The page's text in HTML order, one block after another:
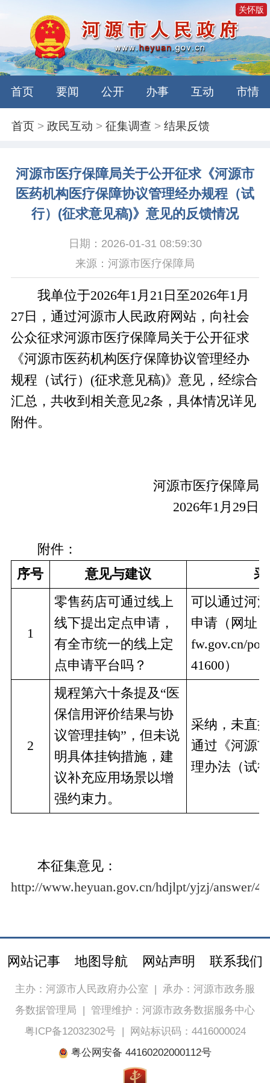
关怀版
首页 要闻 公开 办事 互动 市情
首页 >政民互动 >征集调查 >结果反馈
河源市医疗保障局关于公开征求《河源市
医药机构医疗保障协议管理经办规程（试
行）(征求意见稿)》意见的反馈情况
日期：2026-01-31 08:59:30
来源：河源市医疗保障局
我单位于2026年1月21日至2026年1月
27日，通过河源市人民政府网站，向社会
公众征求河源市医疗保障局关于公开征求
《河源市医药机构医疗保障协议管理经办
规程（试行）(征求意见稿)》意见，经综合
汇总，共收到相关意见2条，具体情况详见
附件。
河源市医疗保障局
2026年1月29日
附件：
序号
意见与建议 采
1
零售药店可通过线上
线下提出定点申请，
有全市统一的线上定
点申请平台吗？
可以通过河
申请（网址
fw.gov.cn/
41600）
2
规程第六十条提及“医
保信用评价结果与协
议管理挂钩”，但未说
明具体挂钩措施，建
议补充应用场景以增
强约束力。
采纳，未直
通过《河源
理办法（试
本征集意见：
http://www.heyuan.gov.cn/hdjlpt/yjzj/answer/
网站记事 地图导航 网站声明 联系我们
主办：河源市人民政府办公室 | 承办：河源市政务服
务数据管理局 | 管理维护：河源市政务数据服务中心
粤ICP备12032302号|
网站标识码：4416000024
粤公网安备 44160202000112号